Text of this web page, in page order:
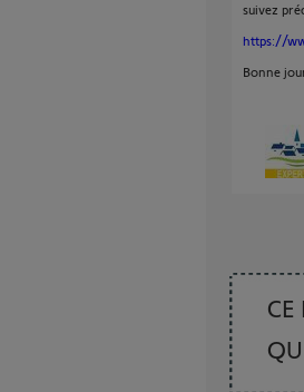
suivez
https://
Bonne
CE